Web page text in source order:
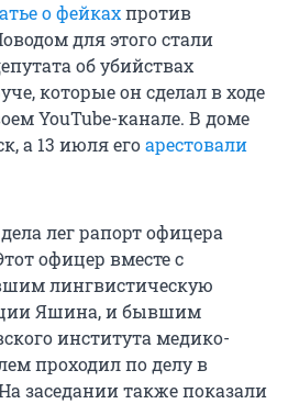
о фейкахпротив
для этого стали
об убийствах
которые он сделал в ходе
YouTube-канале. В доме
а 13 июля егоарестовали
лег рапорт офицера
офицер вместе с
лингвистическую
Яшина, и бывшим
института медико-
проходил по делу в
заседании также показали